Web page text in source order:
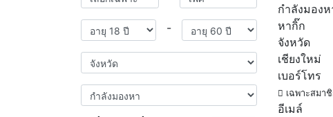
-
กำลังมองห
หากิ๊ก
จังหวัด
เชียงใหม่
เบอร์โทร
เฉพาะสมา
อีเมล์